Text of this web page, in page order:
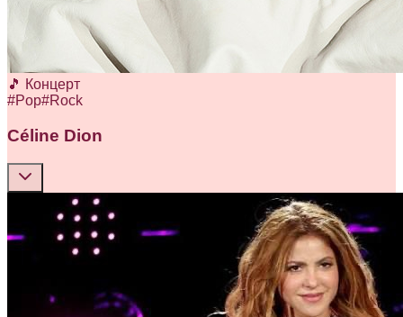
🎵 Концерт
#Pop#Rock
Céline Dion